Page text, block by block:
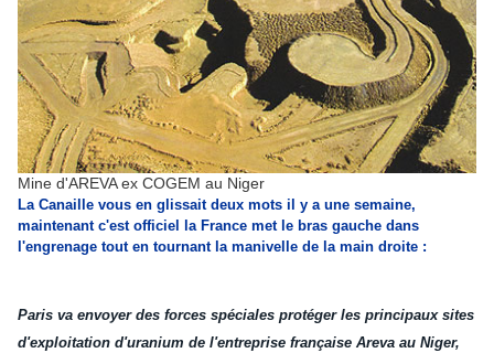
Mine d'AREVA ex COGEM au Niger
La Canaille vous en glissait deux mots il y a une semaine,
maintenant c'est officiel la France met le bras gauche dans
l'engrenage tout en tournant la manivelle de la main droite :
Paris va envoyerdes forces spéciales protéger les principaux sites
d'exploitation d'uranium de l'entreprise française Areva au Niger,